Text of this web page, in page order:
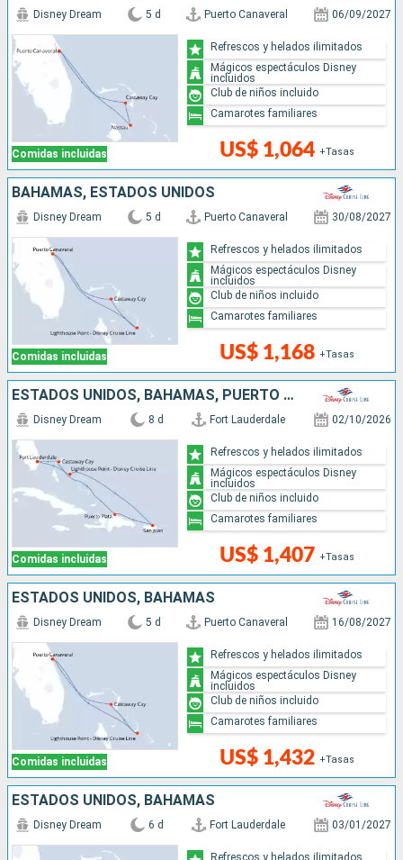
Comidas incluidas
Disney Dream 5 d Puerto Canaveral 06/09/2027
US$ 1,064 +Tasas
Refrescos y helados ilimitados
Mágicos espectáculos Disney
incluidos
Club de niños incluido
Camarotes familiares
BAHAMAS, ESTADOS UNIDOS
Comidas incluidas
Disney Dream 5 d Puerto Canaveral 30/08/2027
US$ 1,168 +Tasas
Refrescos y helados ilimitados
Mágicos espectáculos Disney
incluidos
Club de niños incluido
Camarotes familiares
ESTADOS UNIDOS, BAHAMAS, PUERTO RICO, REPÚBLICA DOMINICANA
Comidas incluidas
Disney Dream 8 d Fort Lauderdale 02/10/2026
US$ 1,407 +Tasas
Refrescos y helados ilimitados
Mágicos espectáculos Disney
incluidos
Club de niños incluido
Camarotes familiares
ESTADOS UNIDOS, BAHAMAS
Comidas incluidas
Disney Dream 5 d Puerto Canaveral 16/08/2027
US$ 1,432 +Tasas
Refrescos y helados ilimitados
Mágicos espectáculos Disney
incluidos
Club de niños incluido
Camarotes familiares
ESTADOS UNIDOS, BAHAMAS
Disney Dream 6 d Fort Lauderdale 03/01/2027
Refrescos y helados ilimitados